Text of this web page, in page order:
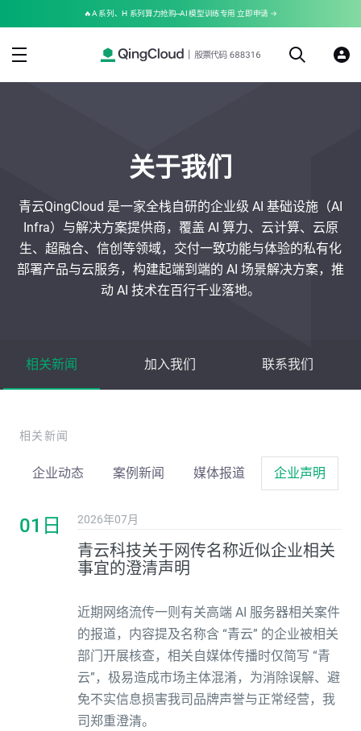
🔥A 系列、H 系列算力抢购--AI 模型训练专用 立即申请 →
关于我们
青云QingCloud 是一家全栈自研的企业级 AI 基础设施 （AI
Infra） 与解决方案提供商，覆盖 AI 算力、云计算、云原
生、超融合、信创等领域，交付一致功能与体验的私有化
部署产品与云服务，构建起端到端的 AI 场景解决方案，推
动 AI 技术在百行千业落地。
相关新闻 加入我们 联系我们
相关新闻
企业动态 案例新闻 媒体报道 企业声明
01日 2026年07月
青云科技关于网传名称近似企业相关
事宜的澄清声明
近期网络流传一则有关高端 AI 服务器相关案件
的报道，内容提及名称含 “青云” 的企业被相关
部门开展核查，相关自媒体传播时仅简写 “青
云”，极易造成市场主体混淆，为消除误解、避
免不实信息损害我司品牌声誉与正常经营，我
司郑重澄清。